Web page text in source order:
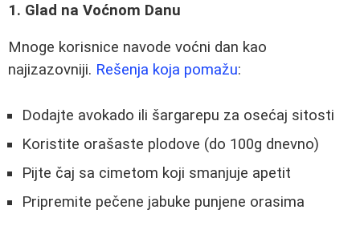
1. Glad na Voćnom Danu
Mnoge korisnice navode voćni dan kao
najizazovniji. Rešenja koja pomažu:
Dodajte avokado ili šargarepu za osećaj sitosti
Koristite orašaste plodove (do 100g dnevno)
Pijte čaj sa cimetom koji smanjuje apetit
Pripremite pečene jabuke punjene orasima